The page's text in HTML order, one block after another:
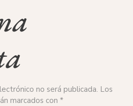
no será publicada. Los
marcados con *